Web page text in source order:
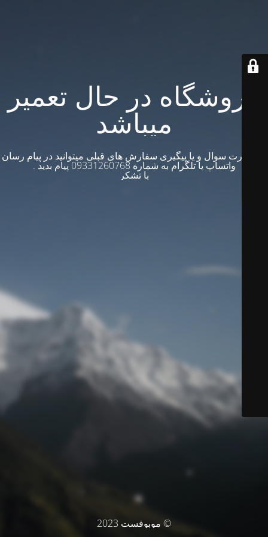
فروشگاه در حال تعمیر
میباشد
در صورت سوال و یا پیگیری سفارش های قبلی میتوانید در پیام رسان
واتساپ یا تلگرام به شماره 09331260768 پیام بدید .
با تشکر
© موبوفست 2023